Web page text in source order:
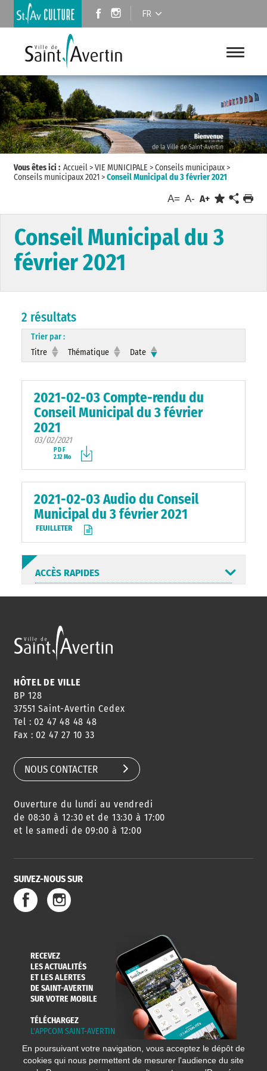
FR
Vous êtes ici : Accueil>VIE MUNICIPALE >Conseils municipaux>
Conseils municipaux 2021 >Conseil Municipal du 3 février 2021
A= A- A+
Conseil Municipal du 3
février 2021
2 résultats
Trier par :
Titre
Thématique Date
2021-02-03 Compte-rendu du
Conseil Municipal du 3 février
2021
03/02/2021
PDF
2.12 Mo
2021-02-03 Audio du Conseil
Municipal du 3 février 2021
FEUILLETER
ACCÈS RAPIDES
ANNUAIRE
HORAIRES
CONSEILS
DE QUARTIER
AGENDA
DES SORTIES
URBANISME
SERVICE
DE L'EAU
HÔTEL DE VILLE
BP 128
37551 Saint-Avertin Cedex
Tel : 02 47 48 48 48
Fax : 02 47 27 10 33
NOUS CONTACTER
Ouverture du lundi au vendredi
de 08:30 à 12:30 et de 13:30 à 17:00
et le samedi de 09:00 à 12:00
SUIVEZ-NOUS SUR
RECEVEZ
LES ACTUALITÉS
ET LES ALERTES
DE SAINT-AVERTIN
SUR VOTRE MOBILE
TÉLÉCHARGEZ
L'APPCOM SAINT-AVERTIN
En poursuivant votre navigation, vous acceptez le dépôt de
cookies qui nous permettent de mesurer l'audience du site